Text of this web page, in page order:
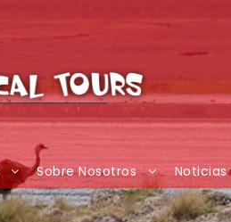
Sobre Nosotros Noticias